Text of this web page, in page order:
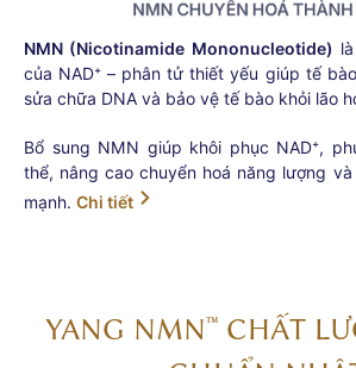
NMN (Nicotinamide Mononucleotide)
của NAD⁺ – phân tử thiết yếu giúp tế
sửa chữa DNA và bảo vệ tế bào khỏi lão
Bổ sung NMN giúp khôi phục NAD⁺,
thể, nâng cao chuyển hoá năng lượng
mạnh. Chi tiết
YANG NMN™CHẤT